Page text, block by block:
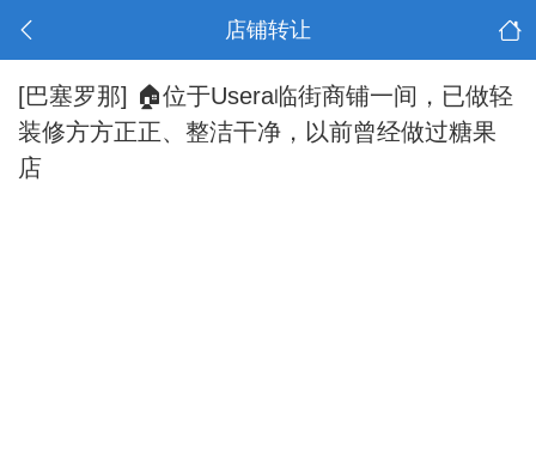
店铺转让
[巴塞罗那] 🏠位于Usera临街商铺一间，已做轻
装修方方正正、整洁干净，以前曾经做过糖果
店